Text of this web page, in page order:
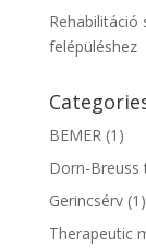
Rehabilitáció
felépüléshez
BEMER(1)
Dorn-Breuss
Gerincsérv(1)
Therapeutic